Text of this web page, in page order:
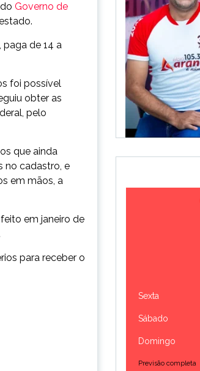
Governo de
de 14 a
foi possível
obter as
pelo
que ainda
no cadastro, e
em mãos, a
em janeiro de
para receber o
Sexta
Sábado
Domingo
Previsão completa